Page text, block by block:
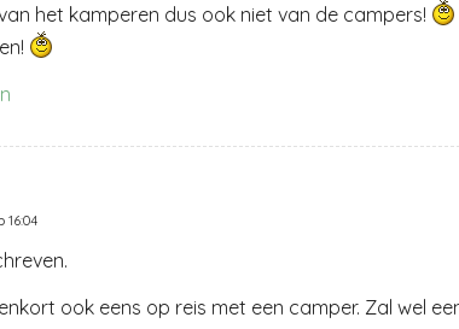
het kamperen dus ook niet van de campers!
16:04
ook eens op reis met een camper. Zal wel